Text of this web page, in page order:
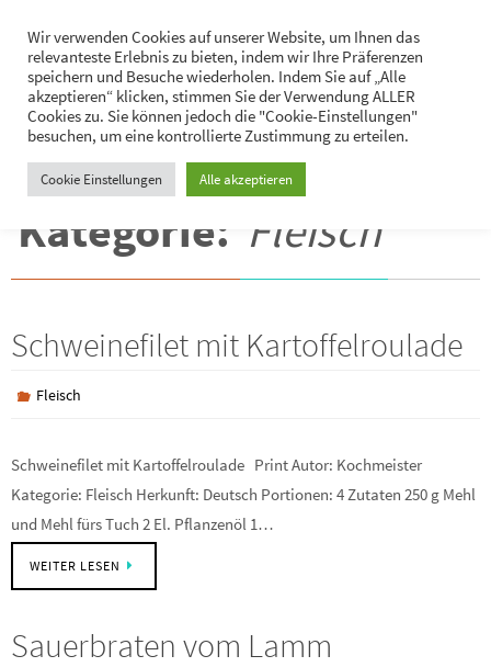
Inhalt
springen
Hans-Jürgen Lukaschik
Persönliches
Kategorie: Fleisch
Schweinefilet mit Kartoffelroulade
Fleisch
Schweinefilet mit Kartoffelroulade Print Autor: Kochmeister
Kategorie: Fleisch Herkunft: Deutsch Portionen: 4 Zutaten 250 g Mehl
und Mehl fürs Tuch 2 El. Pflanzenöl 1…
WEITER LESEN
Sauerbraten vom Lamm
Wir verwenden Cookies auf unserer Website, um Ihnen das
relevanteste Erlebnis zu bieten, indem wir Ihre Präferenzen
speichern und Besuche wiederholen. Indem Sie auf „Alle
akzeptieren“ klicken, stimmen Sie der Verwendung ALLER
Cookies zu. Sie können jedoch die "Cookie-Einstellungen"
besuchen, um eine kontrollierte Zustimmung zu erteilen.
Cookie Einstellungen Alle akzeptieren